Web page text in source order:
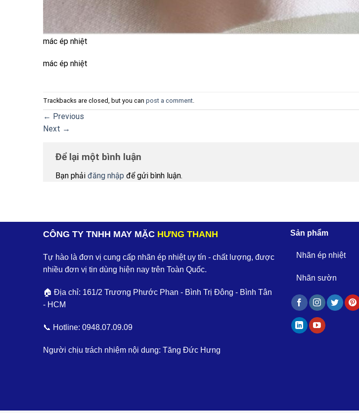
mác ép nhiệt
mác ép nhiệt
Trackbacks are closed, but you can post a comment
← Previous
Next →
Để lại một bình luận
Bạn phải đăng nhập để gửi bình luận.
CÔNG TY TNHH MAY MẶC HƯNG THANH
Tự hào là đơn vị cung cấp nhãn ép nhiệt uy tín - chất lượng, được
nhiều đơn vị tin dùng hiện nay trên Toàn Quốc.
🏠 Địa chỉ: 161/2 Trương Phước Phan - Bình Trị Đông - Bình Tân
- HCM
📞 Hotline: 0948.07.09.09
Người chịu trách nhiệm nội dung: Tăng Đức Hưng
Sản phẩm
Nhãn ép nhiệt
Nhãn sườn